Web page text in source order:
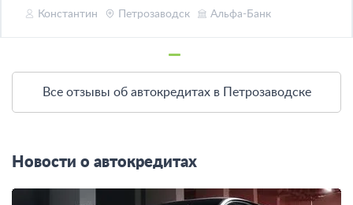
Константин Петрозаводск Альфа-Банк
Все отзывы об автокредитах в Петрозаводске
Новости о автокредитах